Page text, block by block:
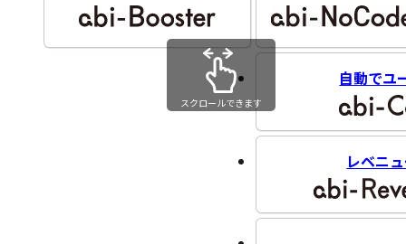
自動でユ
レベニ
スクロールできます